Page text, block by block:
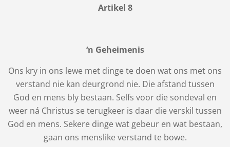
Artikel 8
‘n Geheimenis
Ons kry in ons lewe met dinge te doen wat ons met ons
verstand nie kan deurgrond nie. Die afstand tussen
God en mens bly bestaan. Selfs voor die sondeval en
weer ná Christus se terugkeer is daar die verskil tussen
God en mens. Sekere dinge wat gebeur en wat bestaan,
gaan ons menslike verstand te bowe.